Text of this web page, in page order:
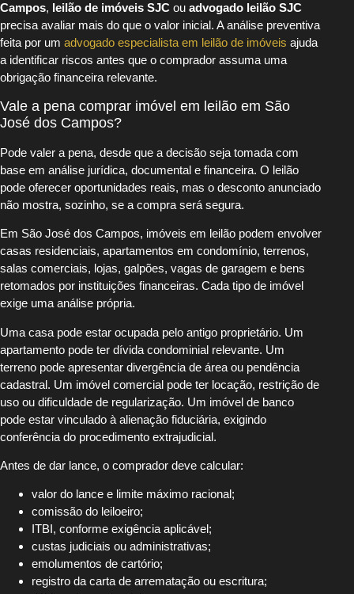
Campos, leilão de imóveis SJC ou advogado leilão SJC
precisa avaliar mais do que o valor inicial. A análise preventiva
feita por um advogado especialista em leilão de imóveis ajuda
a identificar riscos antes que o comprador assuma uma
obrigação financeira relevante.
Vale a pena comprar imóvel em leilão em São
José dos Campos?
Pode valer a pena, desde que a decisão seja tomada com
base em análise jurídica, documental e financeira. O leilão
pode oferecer oportunidades reais, mas o desconto anunciado
não mostra, sozinho, se a compra será segura.
Em São José dos Campos, imóveis em leilão podem envolver
casas residenciais, apartamentos em condomínio, terrenos,
salas comerciais, lojas, galpões, vagas de garagem e bens
retomados por instituições financeiras. Cada tipo de imóvel
exige uma análise própria.
Uma casa pode estar ocupada pelo antigo proprietário. Um
apartamento pode ter dívida condominial relevante. Um
terreno pode apresentar divergência de área ou pendência
cadastral. Um imóvel comercial pode ter locação, restrição de
uso ou dificuldade de regularização. Um imóvel de banco
pode estar vinculado à alienação fiduciária, exigindo
conferência do procedimento extrajudicial.
Antes de dar lance, o comprador deve calcular:
valor do lance e limite máximo racional;
comissão do leiloeiro;
ITBI, conforme exigência aplicável;
custas judiciais ou administrativas;
emolumentos de cartório;
registro da carta de arrematação ou escritura;